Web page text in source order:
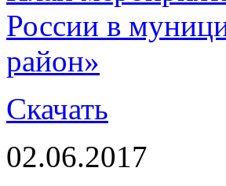
России в
район»
Скачать
02.06.2017